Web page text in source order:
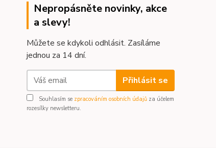
Nepropásněte novinky, akce
a slevy!
Můžete se kdykoli odhlásit. Zasíláme
jednou za 14 dní.
Přihlásit se
Souhlasím se zpracováním osobních údajů za účelem
rozesílky newsletteru.